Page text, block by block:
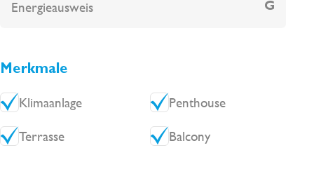
Energieausweis G
Merkmale
Klimaanlage Penthouse
Terrasse Balcony